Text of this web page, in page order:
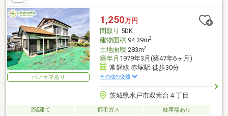
パノラマあり
1,250万円
間取り 5DK
建物面積94.39m2
土地面積283m2
築年月 1979年3月(築47年6ヶ月)
常磐線 赤塚駅 徒歩30分
その他の交通
茨城県水戸市双葉台４丁目
2階建て 都市ガス
駐車場あり